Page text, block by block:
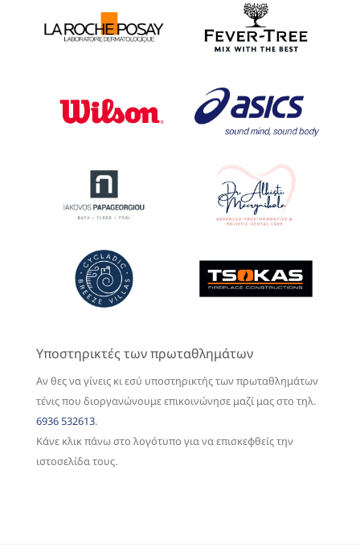
Υποστηρικτές των πρωταθλημάτων
Αν θες να γίνεις κι εσύ υποστηρικτής των πρωταθλημάτων
τένις που διοργανώνουμε επικοινώνησε μαζί μας στο τηλ.
6936 532613.
Κάνε κλικ πάνω στο λογότυπο για να επισκεφθείς την
ιστοσελίδα τους.